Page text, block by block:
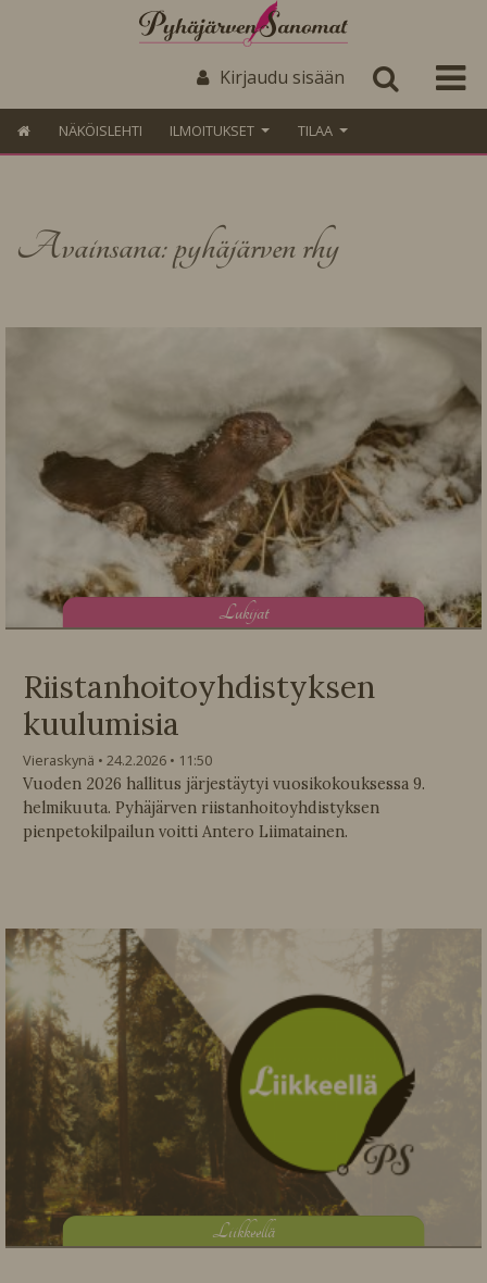
Kirjaudu sisään
NÄKÖISLEHTI ILMOITUKSET TILAA
Avainsana: pyhäjärven rhy
Lukijat
Riistanhoitoyhdistyksen
kuulumisia
Vieraskynä 24.2.2026
11:50
Vuoden 2026 hallitus järjestäytyi vuosikokouksessa 9.
helmikuuta. Pyhäjärven riistanhoitoyhdistyksen
pienpetokilpailun voitti Antero Liimatainen.
Liikkeellä